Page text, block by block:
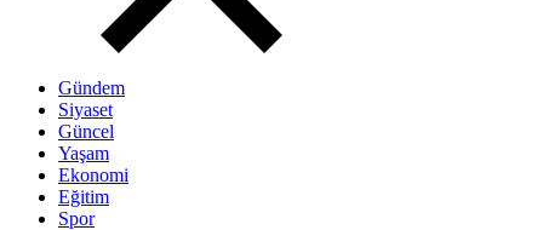
Gündem
Siyaset
Güncel
Yaşam
Ekonomi
Eğitim
Spor